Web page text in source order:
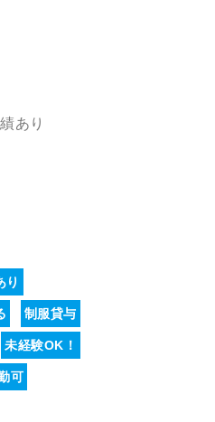
あり
り
制服貸与
未経験OK！
可